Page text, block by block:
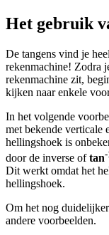
Het gebruik
De tangens vind je
rekenmachine! Zodra
rekenmachine zit,
kijken naar enkele
In het volgende
met bekende verticale
hellingshoek is
door de inverse oftan-
Dit werkt omdat het
hellingshoek.
Om het nog
andere voorbeelden.